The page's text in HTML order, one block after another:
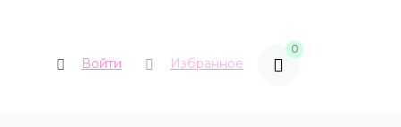
Войти Избранное
0